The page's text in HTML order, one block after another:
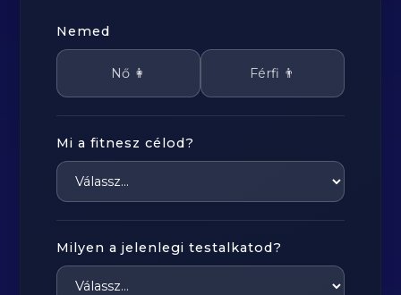
Nemed
Nő 👩 Férfi 👨
Mi a fitnesz célod?
Milyen a jelenlegi testalkatod?